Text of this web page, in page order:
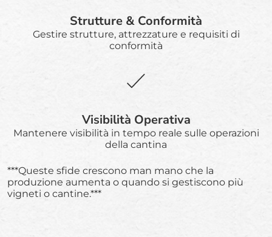
Strutture & Conformità
Gestire strutture, attrezzature e requisiti di
conformità
Visibilità Operativa
Mantenere visibilità in tempo reale sulle operazioni
della cantina
***Queste sfide crescono man mano che la
produzione aumenta o quando si gestiscono più
vigneti o cantine.***